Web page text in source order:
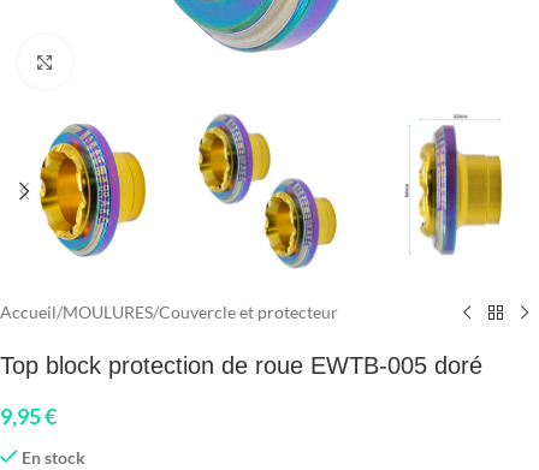
Accueil/MOULURES/Couvercle et protecteur
Top block protection de roue EWTB-005 doré
9,95€
En stock